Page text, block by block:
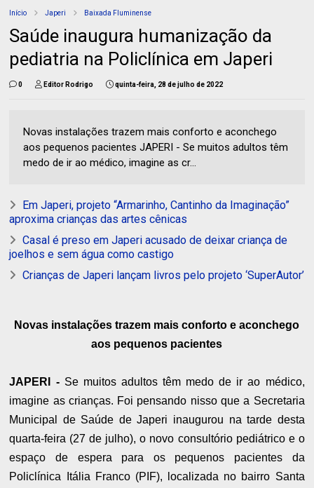
Início Japeri Baixada Fluminense
Saúde inaugura humanização da
pediatria na Policlínica em Japeri
0 Editor Rodrigo quinta-feira, 28 de julho de 2022
Novas instalações trazem mais conforto e aconchego
aos pequenos pacientes JAPERI - Se muitos adultos têm
medo de ir ao médico, imagine as cr...
Em Japeri, projeto “Armarinho, Cantinho da Imaginação”
aproxima crianças das artes cênicas
Casal é preso em Japeri acusado de deixar criança de
joelhos e sem água como castigo
Crianças de Japeri lançam livros pelo projeto ‘SuperAutor’
Novas instalações trazem mais conforto e aconchego
aos pequenos pacientes
JAPERI - Se muitos adultos têm medo de ir ao médico,
imagine as crianças. Foi pensando nisso que a Secretaria
Municipal de Saúde de Japeri inaugurou na tarde desta
quarta-feira (27 de julho), o novo consultório pediátrico e o
espaço de espera para os pequenos pacientes da
Policlínica Itália Franco (PIF), localizada no bairro Santa